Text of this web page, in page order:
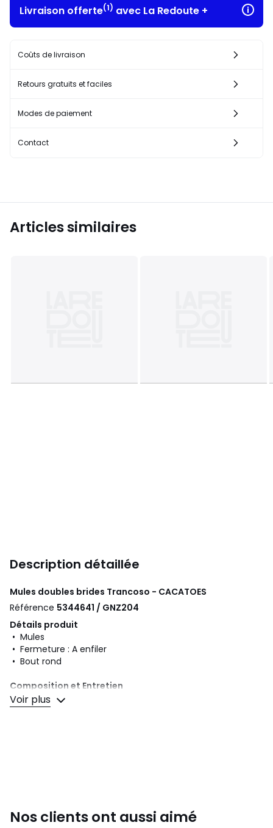
Livraison offerte(1) avec La Redoute +
Coûts de livraison
Retours gratuits et faciles
Modes de paiement
Contact
Articles similaires
Description détaillée
Mules doubles brides Trancoso - CACATOES
Référence 5344641 / GNZ204
Détails produit
• Mules
• Fermeture : A enfiler
• Bout rond
Composition et Entretien
• Dessus/Tige : 100% pvc (polychlorure de vinyle)
• Doublure : 100% pvc (polychlorure de vinyle)
Voir plus
Nos clients ont aussi aimé